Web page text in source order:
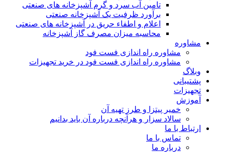
تامین آب سرد و گرم آشپزخانه های صنعتی
برآورد ظرفیت یک آشپزخانه صنعتی
اعلام و اطفاء حریق در آشپزخانه های صنعتی
محاسبه میزان مصرف گاز آشپزخانه
مشاوره
مشاوره راه اندازی فست فود
مشاوره راه اندازی فست فود در خرید تجهیزات
وبلاگ
پشتیبانی
تجهیزات
آموزش
خمیر پیتزا و طرز تهیه آن
سالاد سزار و هرآنچه درباره آن باید بدانیم
ارتباط با ما
تماس با ما
درباره ما